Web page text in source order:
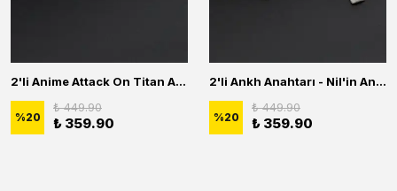
2'li Anime Attack On Titan Acrylic Maria Anime Naruto Erkek Kadın Kolye Seti
%20
₺ 449.90
₺ 359.90
2'li Ankh Anahtarı - Nil'in Anahtarı - Kuru Kafa Erkek Kadın Kolye Seti
%20
₺ 449.90
₺ 359.90